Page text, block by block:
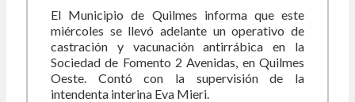
El Municipio de Quilmes informa que este
miércoles se llevó adelante un operativo de
castración y vacunación antirrábica en la
Sociedad de Fomento 2 Avenidas, en Quilmes
Oeste. Contó con la supervisión de la
intendenta interina Eva Mieri.